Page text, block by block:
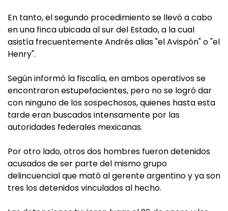
En tanto, el segundo procedimiento se llevó a cabo
en una finca ubicada al sur del Estado, a la cual
asistía frecuentemente Andrés alias "el Avispón" o "el
Henry".
Según informó la fiscalía, en ambos operativos se
encontraron estupefacientes, pero no se logró dar
con ninguno de los sospechosos, quienes hasta esta
tarde eran buscados intensamente por las
autoridades federales mexicanas.
Por otro lado, otros dos hombres fueron detenidos
acusados de ser parte del mismo grupo
delincuencial que mató al gerente argentino y ya son
tres los detenidos vinculados al hecho.